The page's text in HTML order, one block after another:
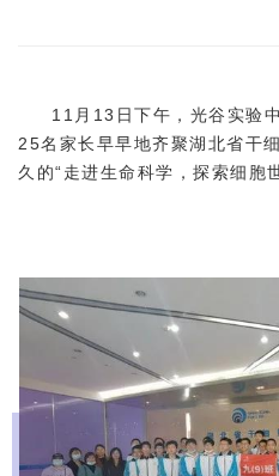
11月13日下午，光谷实验
25名家长早早地齐聚湖北省干
久的“走进生命科学，探索细胞